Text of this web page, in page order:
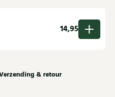
14,95
& retour